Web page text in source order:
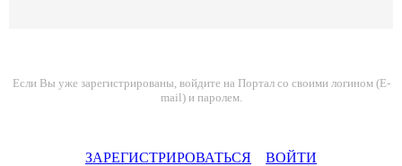
Если Вы уже зарегистрированы, войдите на Портал со своими логином (E-
mail) и паролем.
ЗАРЕГИСТРИРОВАТЬСЯ ВОЙТИ